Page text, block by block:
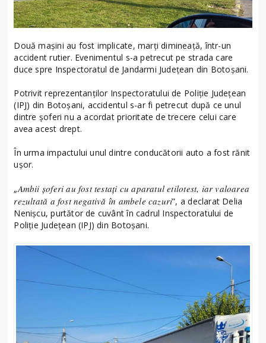
Două mașini au fost implicate, marți dimineață, într-un
accident rutier. Evenimentul s-a petrecut pe strada care
duce spre Inspectoratul de Jandarmi Județean din Botoșani.
Potrivit reprezentanților Inspectoratului de Poliție Județean
(IPJ) din Botoșani, accidentul s-ar fi petrecut după ce unul
dintre șoferi nu a acordat prioritate de trecere celui care
avea acest drept.
În urma impactului unul dintre conducătorii auto a fost rănit
ușor.
„Ambii șoferi au fost testați cu aparatul etilotest, iar valoarea
rezultată a fost negativă în ambele cazuri”, a declarat Delia
Nenișcu, purtător de cuvânt în cadrul Inspectoratului de
Poliție Județean (IPJ) din Botoșani.